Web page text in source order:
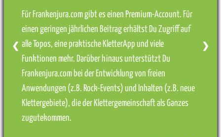
Für Frankenjura.com gibt es einen Premium-Account. Für
einen geringen jährlichen Beitrag erhältst Du Zugriff auf
alle Topos, eine praktische KletterApp und viele
Funktionen mehr. Darüber hinaus unterstützt Du
Frankenjura.com bei der Entwicklung von freien
Anwendungen (z.B. Rock-Events) und Inhalten (z.B. neue
Klettergebiete), die der Klettergemeinschaft als Ganzes
zugutekommen.
❮ ❯